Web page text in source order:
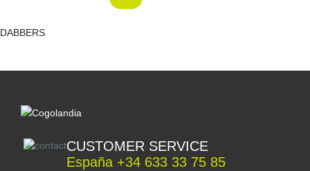
DABBERS
CUSTOMER SERVICE
España +34 633 33 75 85